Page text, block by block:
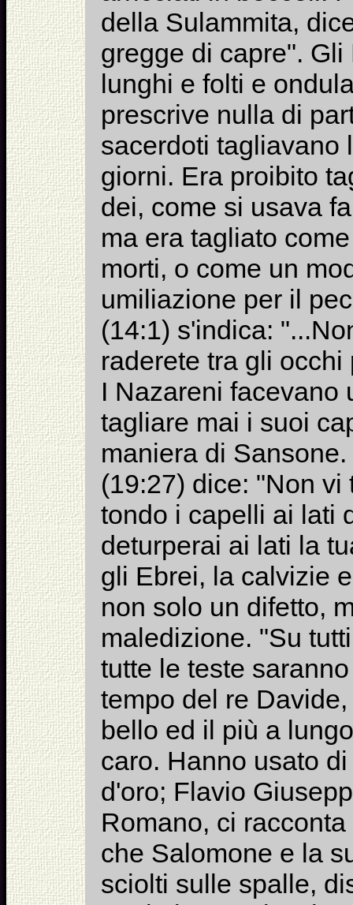
della Sulammita,
gregge di capre".
lunghi e folti e
prescrive nulla di
sacerdoti tagliavano
giorni. Era proibito
dei, come si usava
ma era tagliato
morti, o come un
umiliazione per il
(14:1) s'indica:
raderete tra gli occhi
I Nazareni facevano
tagliare mai i suoi
maniera di
(19:27) dice: "Non vi
tondo i capelli ai lati
deturperai ai lati la
gli Ebrei, la calvizie
non solo un difetto,
maledizione. "Su
tutte le teste
tempo del re
bello ed il più a
caro. Hanno usato
d'oro; Flavio
Romano, ci
che Salomone e la
sciolti sulle spalle,